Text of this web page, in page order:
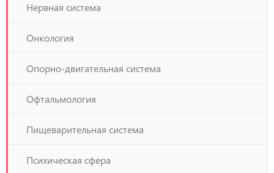
Нервная система
Онкология
Опорно-двигательная система
Офтальмология
Пищеварительная система
Психическая сфера